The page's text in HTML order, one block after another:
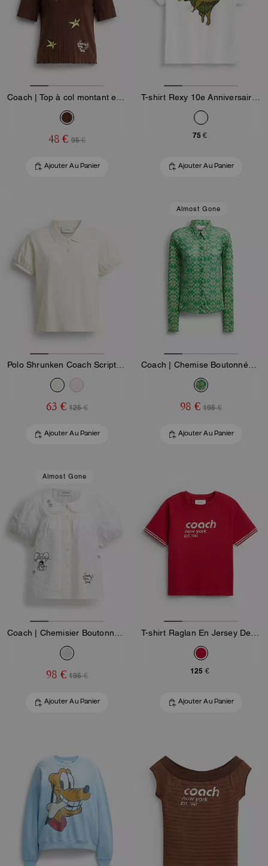
48 € 95 €
Ajouter Au Panier
75 €
Ajouter Au Panier
Polo Shrunken Coach Script En Coton Biologique
63 € 125 €
Ajouter Au Panier
Almost Gone
Coach | Chemise Boutonnée en Mesh Imprimé Brain Dead
98 € 195 €
Ajouter Au Panier
Almost Gone
98 € 195 €
Ajouter Au Panier
125 €
Ajouter Au Panier